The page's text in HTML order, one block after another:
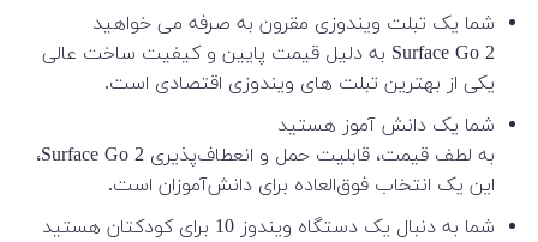
شما یک تبلت ویندوزی مقرون به صرفه می خواهید
Surface Go 2 به دلیل قیمت پایین و کیفیت ساخت عالی
یکی از بهترین تبلت های ویندوزی اقتصادی است.
شما یک دانش آموز هستید
به لطف قیمت، قابلیت حمل و انعطاف‌پذیری Surface Go 2،
این یک انتخاب فوق‌العاده برای دانش‌آموزان است.
شما به دنبال یک دستگاه ویندوز 10 برای کودکتان هستید